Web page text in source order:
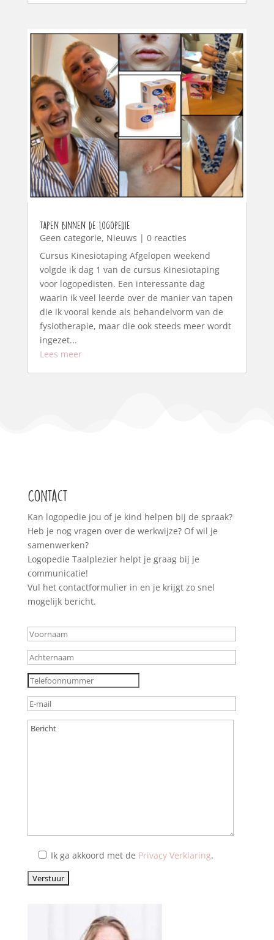
Tapen binnen de logopedie
Geen categorie, Nieuws | 0 reacties
Cursus Kinesiotaping Afgelopen weekend
volgde ik dag 1 van de cursus Kinesiotaping
voor logopedisten. Een interessante dag
waarin ik veel leerde over de manier van tapen
die ik vooral kende als behandelvorm van de
fysiotherapie, maar die ook steeds meer wordt
ingezet...
Lees meer
Contact
Kan logopedie jou of je kind helpen bij de spraak?
Heb je nog vragen over de werkwijze? Of wil je
samenwerken?
Logopedie Taalplezier helpt je graag bij je
communicatie!
Vul het contactformulier in en je krijgt zo snel
mogelijk bericht.
Ik ga akkoord met de Privacy Verklaring.